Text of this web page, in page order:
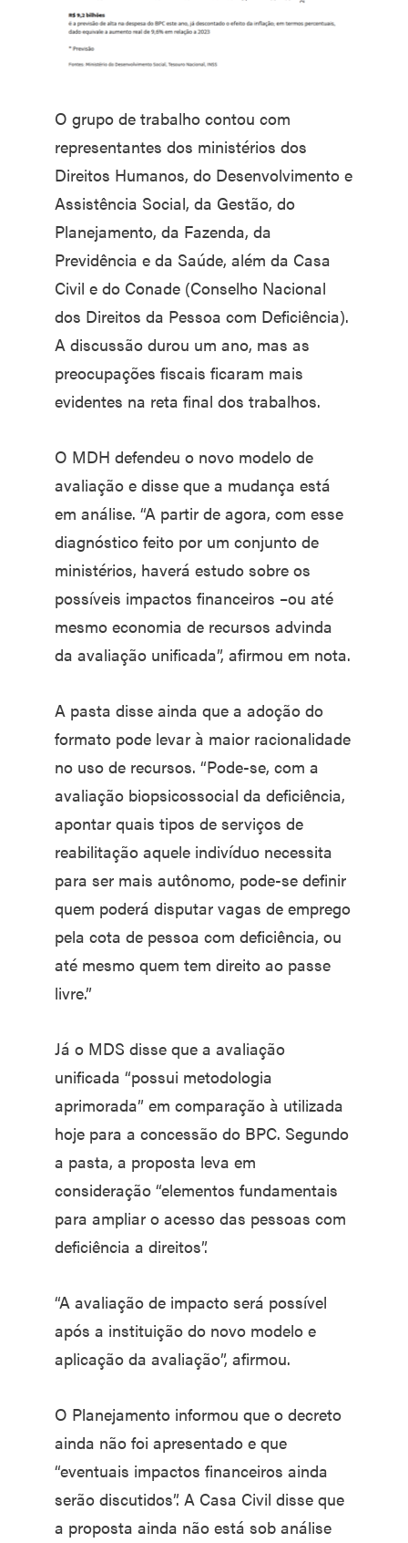
O grupo de trabalho contou com
representantes dos ministérios dos
Direitos Humanos, do Desenvolvimento e
Assistência Social, da Gestão, do
Planejamento, da Fazenda, da
Previdência e da Saúde, além da Casa
Civil e do Conade (Conselho Nacional
dos Direitos da Pessoa com Deficiência).
A discussão durou um ano, mas as
preocupações fiscais ficaram mais
evidentes na reta final dos trabalhos.
O MDH defendeu o novo modelo de
avaliação e disse que a mudança está
em análise. “A partir de agora, com esse
diagnóstico feito por um conjunto de
ministérios, haverá estudo sobre os
possíveis impactos financeiros –ou até
mesmo economia de recursos advinda
da avaliação unificada”, afirmou em nota.
A pasta disse ainda que a adoção do
formato pode levar à maior racionalidade
no uso de recursos. “Pode-se, com a
avaliação biopsicossocial da deficiência,
apontar quais tipos de serviços de
reabilitação aquele indivíduo necessita
para ser mais autônomo, pode-se definir
quem poderá disputar vagas de emprego
pela cota de pessoa com deficiência, ou
até mesmo quem tem direito ao passe
livre.”
Já o MDS disse que a avaliação
unificada “possui metodologia
aprimorada” em comparação à utilizada
hoje para a concessão do BPC. Segundo
a pasta, a proposta leva em
consideração “elementos fundamentais
para ampliar o acesso das pessoas com
deficiência a direitos”.
“A avaliação de impacto será possível
após a instituição do novo modelo e
aplicação da avaliação”, afirmou.
O Planejamento informou que o decreto
ainda não foi apresentado e que
“eventuais impactos financeiros ainda
serão discutidos”. A Casa Civil disse que
a proposta ainda não está sob análise